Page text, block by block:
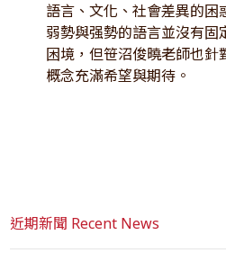
語言、文化、社會差異的困
弱勢與强勢的語言並沒有固
困境，但笹沼俊曉老師也針
概念充滿希望與期待。
近期新聞 Recent News